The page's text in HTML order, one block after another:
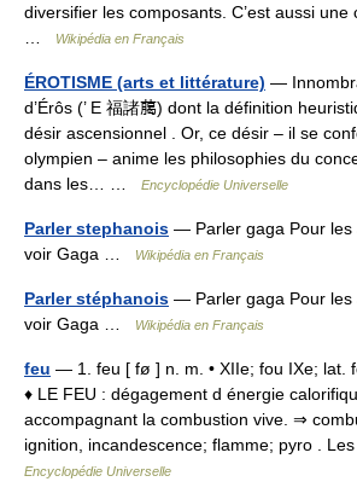
diversifier les composants. C’est aussi une
Wikipédia en Français
ÉROTISME (arts et littérature) —
d’Érôs (’ E 福諸﨟) dont la définition
désir ascensionnel . Or, ce désir – il se
olympien – anime les philosophies du
dans les… …
Encyclopédie Universelle
Parler stephanois — Parler gaga Pour les
voir Gaga …
Wikipédia en Français
Parler stéphanois — Parler gaga Pour les
voir Gaga …
Wikipédia en Français
feu — 1. feu [ fø ] n. m. • XIIe; fou IXe; lat.
♦ LE FEU : dégagement d énergie
accompagnant la combustion vive. ⇒
ignition, incandescence; flamme; pyro .
Encyclopédie Universelle